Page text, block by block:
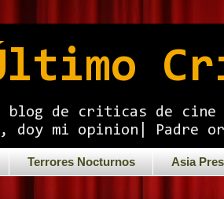
blog de criticas de cine
doy mi opinion| Padre
Terrores Nocturnos Asia